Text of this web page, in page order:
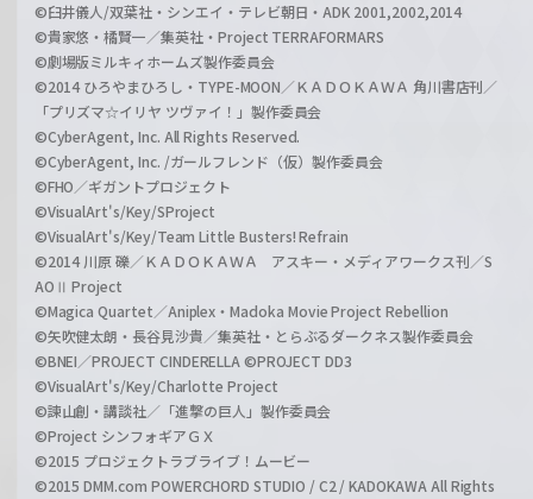
©臼井儀人/双葉社・シンエイ・テレビ朝日・ADK 2001,2002,2014
©貴家悠・橘賢一／集英社・Project TERRAFORMARS
©劇場版ミルキィホームズ製作委員会
©2014 ひろやまひろし・TYPE-MOON／ＫＡＤＯＫＡＷＡ 角川書店刊／
「プリズマ☆イリヤ ツヴァイ！」製作委員会
©CyberAgent, Inc. All Rights Reserved.
©CyberAgent, Inc. /ガールフレンド（仮）製作委員会
©FHO／ギガントプロジェクト
©VisualArt's/Key/SProject
©VisualArt's/Key/Team Little Busters! Refrain
©2014 川原 礫／ＫＡＤＯＫＡＷＡ アスキー・メディアワークス刊／S
AOⅡ Project
©Magica Quartet／Aniplex・Madoka Movie Project Rebellion
©矢吹健太朗・長谷見沙貴／集英社・とらぶるダークネス製作委員会
©BNEI／PROJECT CINDERELLA ©PROJECT DD3
©VisualArt's/Key/Charlotte Project
©諫山創・講談社／「進撃の巨人」製作委員会
©Project シンフォギアＧＸ
©2015 プロジェクトラブライブ！ムービー
©2015 DMM.com POWERCHORD STUDIO / C2 / KADOKAWA All Rights